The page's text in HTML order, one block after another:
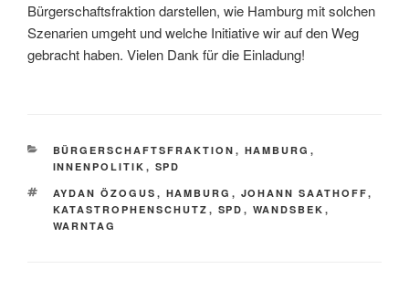
Bürgerschaftsfraktion darstellen, wie Hamburg mit solchen
Szenarien umgeht und welche Initiative wir auf den Weg
gebracht haben. Vielen Dank für die Einladung!
KATEGORIEN
BÜRGERSCHAFTSFRAKTION , HAMBURG ,
INNENPOLITIK , SPD
SCHLAGWÖRTER
AYDAN ÖZOGUS , HAMBURG , JOHANN SAATHOFF,
KATASTROPHENSCHUTZ , SPD , WANDSBEK ,
WARNTAG